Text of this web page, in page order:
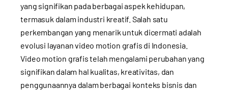
yang signifikan pada berbagai aspek kehidupan,
termasuk dalam industri kreatif. Salah satu
perkembangan yang menarik untuk dicermati adalah
evolusi layanan video motion grafis di Indonesia.
Video motion grafis telah mengalami perubahan yang
signifikan dalam hal kualitas, kreativitas, dan
penggunaannya dalam berbagai konteks bisnis dan